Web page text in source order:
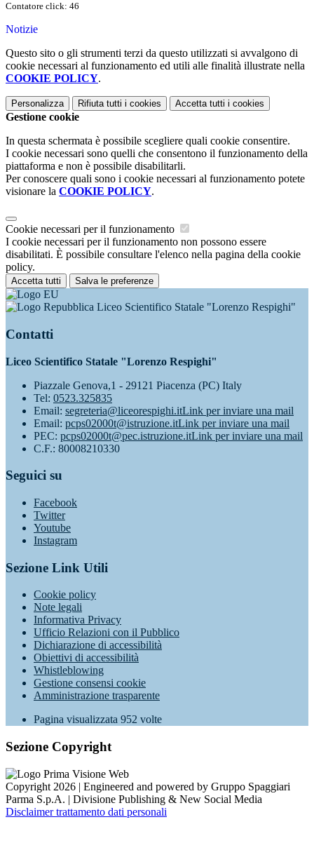
Contatore click: 46
Notizie
Questo sito o gli strumenti terzi da questo utilizzati si avvalgono di
cookie necessari al funzionamento ed utili alle finalità illustrate nella
COOKIE POLICY.
Personalizza Rifiuta tutti i cookies Accetta tutti i cookies
Gestione cookie
In questa schermata è possibile scegliere quali cookie consentire.
I cookie necessari sono quelli che consentono il funzionamento della
piattaforma e non è possibile disabilitarli.
Per conoscere quali sono i cookie necessari al funzionamento potete
visionare la COOKIE POLICY.
Cookie necessari per il funzionamento
I cookie necessari per il funzionamento non possono essere
disabilitati. È possibile consultare l'elenco nella pagina della cookie
policy.
Accetta tutti Salva le preferenze
Liceo Scientifico Statale "Lorenzo Respighi"
Contatti
Liceo Scientifico Statale "Lorenzo Respighi"
Piazzale Genova,1 - 29121 Piacenza (PC) Italy
Tel: 0523.325835
Email: segreteria@liceorespighi.itLink per inviare una mail
Email: pcps02000t@istruzione.itLink per inviare una mail
PEC: pcps02000t@pec.istruzione.itLink per inviare una mail
C.F.: 80008210330
Seguici su
Facebook
Twitter
Youtube
Instagram
Sezione Link Utili
Cookie policy
Note legali
Informativa Privacy
Ufficio Relazioni con il Pubblico
Dichiarazione di accessibilità
Obiettivi di accessibilità
Whistleblowing
Gestione consensi cookie
Amministrazione trasparente
Pagina visualizzata 952 volte
Sezione Copyright
Copyright 2026 | Engineered and powered by Gruppo Spaggiari
Parma S.p.A. | Divisione Publishing & New Social Media
Disclaimer trattamento dati personali